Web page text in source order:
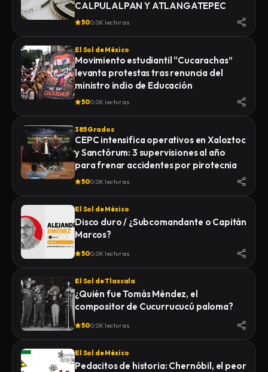
CALPULALPAN Y ATLANGATEPEC
500.0K lecturas
El Sol de México
Movimiento estudiantil “Cucarachas”
levanta protestas tras renuncia del
ministro indio de Educación
500.0K lecturas
385 Grados
CEPC intensifica operativos en Xaloztoc
y Sanctórum: 3 supervisiones al año
para frenar accidentes por pirotecnia
500.0K lecturas
El Sol de México
Disco duro / ¿Subcomandante o Capitán
Marcos?
500.0K lecturas
El Sol de Tlaxcala
¿Quién fue Tomás Méndez, el
compositor de Cucurrucucú paloma?
500.0K lecturas
El Sol de México
Pedacitos de historia: Chernóbil, el peor